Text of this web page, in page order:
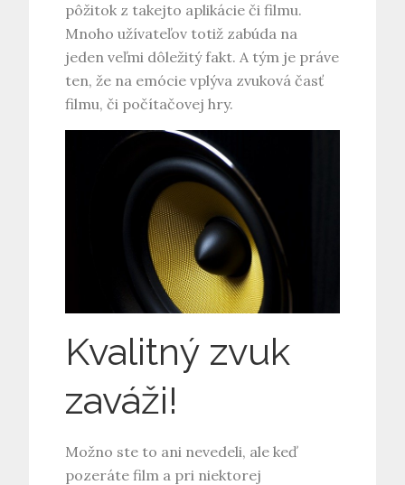
pôžitok z takejto aplikácie či filmu.
Mnoho užívateľov totiž zabúda na
jeden veľmi dôležitý fakt. A tým je práve
ten, že na emócie vplýva zvuková časť
filmu, či počítačovej hry.
Kvalitný zvuk
zaváži!
Možno ste to ani nevedeli, ale keď
pozeráte film a pri niektorej